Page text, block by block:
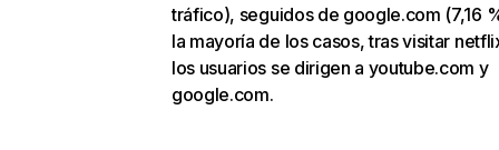
tráfico), seguidos de google.com (7,16
la mayoría de los casos, tras visitar
los usuarios se dirigen a youtube.com y
google.com.